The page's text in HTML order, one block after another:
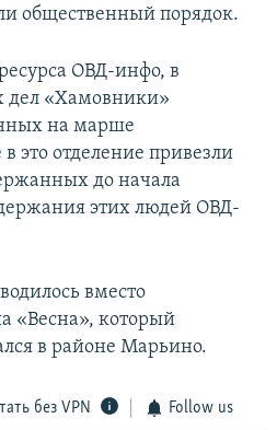
общественный порядок.
ОВД-инфо, в
дел «Хамовники»
на марше
это отделение привезли
до начала
этих людей ОВД-
вместо
«Весна», который
в районе Марьино.
без VPN Follow us